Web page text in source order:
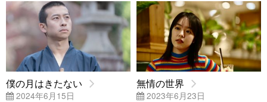
僕の月はきたない
2024年6月15日
無情の世界
2023年6月23日